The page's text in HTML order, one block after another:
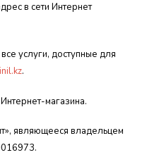
в сети Интернет
услуги, доступные для
.
магазина.
являющееся владельцем